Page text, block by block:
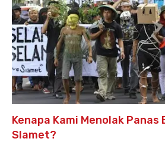
Kenapa Kami Menolak Panas
Slamet?